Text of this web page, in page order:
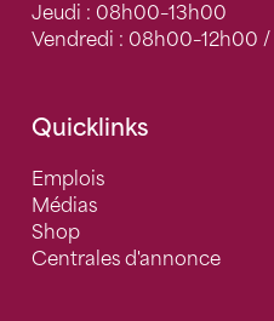
Jeudi : 08h00–13h00
Vendredi : 08h00–12h00 /
Quicklinks
Emplois
Médias
Shop
Centrales d'annonce